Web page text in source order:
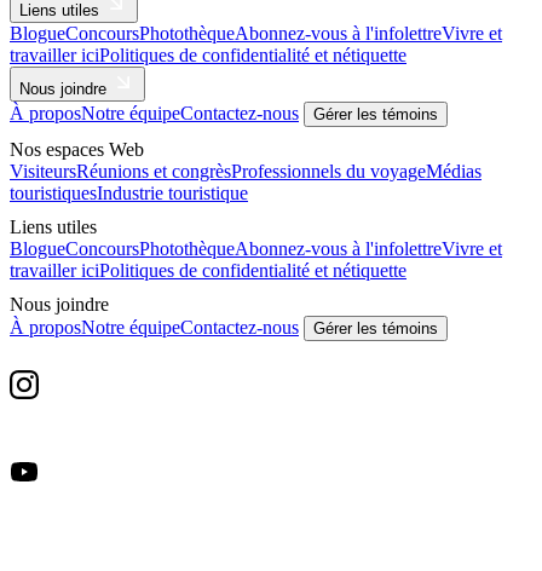
Liens utiles
BlogueConcoursPhotothèqueAbonnez-vous à l'infolettreVivre et
travailler iciPolitiques de confidentialité et nétiquette
Nous joindre
À proposNotre équipeContactez-nous Gérer les témoins
Nos espaces Web
VisiteursRéunions et congrèsProfessionnels du voyageMédias
touristiquesIndustrie touristique
Liens utiles
BlogueConcoursPhotothèqueAbonnez-vous à l'infolettreVivre et
travailler iciPolitiques de confidentialité et nétiquette
Nous joindre
À proposNotre équipeContactez-nous Gérer les témoins